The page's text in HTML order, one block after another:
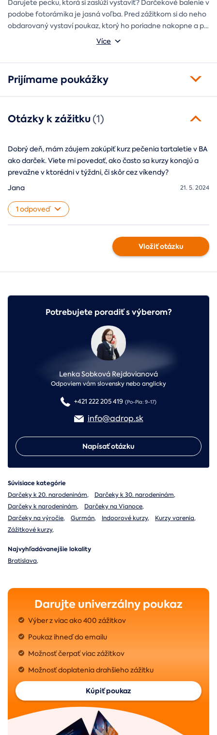
Darujete pecku, ktorá si zaslúži vystaviť? Darčekové balenie v
podobe fotorámika je jasná voľba. Pred zážitkom si do neho
obdarovaný vystaví poukaz, ktorý ho poriadne nakopne a po
absolvovaní tam poputuje fotka zo zážitku, ktorá pri každom
Môžete vybrať z motívov balónový, tunelový a univerzálny
Více
Prijímame poukážky
Otázky k zážitku(1)
Dobrý deň, mám záujem zakúpiť kurz pečenia tartaletie v BA
ako darček. Viete mi povedať, ako často sa kurzy konajú a
prevažne v ktorédni v týždni, či skôr cez víkendy?
21. 5. 2024
Jana
1 odpoveď
Vložiť otázku
Potrebujete poradiť s výberom?
Lenka Sobková Rejdovianová
Odpoviem vám slovensky nebo anglicky
+421 222 205 419 (Po-Pia: 9-17)
info@adrop.sk
Napísať otázku
Súvisiace kategórie
Darčeky k 20. narodeninám, Darčeky k 30. narodeninám,
Darčeky k narodeninám, Darčeky na Vianoce,
Darčeky na výročie, Gurmán, Indoorové kurzy, Kurzy varenia,
Zážitkové kurzy,
Najvyhľadávanejšie lokality
Bratislava,
Darujte univerzálny poukaz
Výber z viac ako 400 zážitkov
Poukaz ihneď do emailu
Možnosť čerpať viac zážitkov
Možnosť doplatenia drahšieho zážitku
Kúpiť poukaz